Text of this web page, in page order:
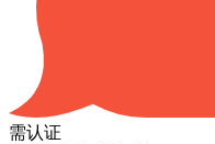
需认证